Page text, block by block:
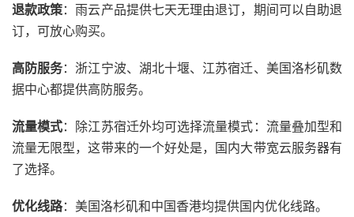
退款政策：雨云产品提供七天无理由退订，期间可以自助退
订，可放心购买。
高防服务：浙江宁波、湖北十堰、江苏宿迁、美国洛杉矶数
据中心都提供高防服务。
流量模式：除江苏宿迁外均可选择流量模式：流量叠加型和
流量无限型，这带来的一个好处是，国内大带宽云服务器有
了选择。
优化线路：美国洛杉矶和中国香港均提供国内优化线路。